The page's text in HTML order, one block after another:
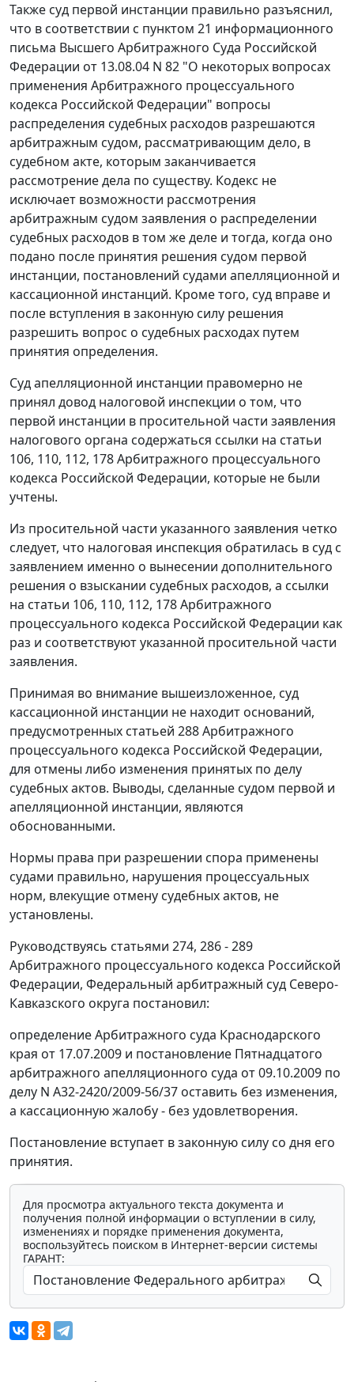
Также суд первой инстанции правильно разъяснил,
что в соответствии с пунктом 21 информационного
письма Высшего Арбитражного Суда Российской
Федерации от 13.08.04 N 82 "О некоторых вопросах
применения Арбитражного процессуального
кодекса Российской Федерации" вопросы
распределения судебных расходов разрешаются
арбитражным судом, рассматривающим дело, в
судебном акте, которым заканчивается
рассмотрение дела по существу. Кодекс не
исключает возможности рассмотрения
арбитражным судом заявления о распределении
судебных расходов в том же деле и тогда, когда оно
подано после принятия решения судом первой
инстанции, постановлений судами апелляционной и
кассационной инстанций. Кроме того, суд вправе и
после вступления в законную силу решения
разрешить вопрос о судебных расходах путем
принятия определения.
Суд апелляционной инстанции правомерно не
принял довод налоговой инспекции о том, что
первой инстанции в просительной части заявления
налогового органа содержаться ссылки на статьи
106, 110, 112, 178Арбитражного процессуального
кодекса Российской Федерации, которые не были
учтены.
Из просительной части указанного заявления четко
следует, что налоговая инспекция обратилась в суд с
заявлением именно о вынесении дополнительного
решения о взыскании судебных расходов, а ссылки
на статьи 106, 110, 112, 178Арбитражного
процессуального кодекса Российской Федерации как
раз и соответствуют указанной просительной части
заявления.
Принимая во внимание вышеизложенное, суд
кассационной инстанции не находит оснований,
предусмотренных статьей 288Арбитражного
процессуального кодекса Российской Федерации,
для отмены либо изменения принятых по делу
судебных актов. Выводы, сделанные судом первой и
апелляционной инстанции, являются
обоснованными.
Нормы права при разрешении спора применены
судами правильно, нарушения процессуальных
норм, влекущие отмену судебных актов, не
установлены.
Руководствуясь статьями 274, 286 - 289
Арбитражного процессуального кодекса Российской
Федерации, Федеральный арбитражный суд Северо-
Кавказского округа постановил:
определение Арбитражного суда Краснодарского
края от 17.07.2009 и постановление Пятнадцатого
арбитражного апелляционного суда от 09.10.2009 по
делу N А32-2420/2009-56/37 оставить без изменения,
а кассационную жалобу - без удовлетворения.
Постановление вступает в законную силу со дня его
принятия.
Для просмотра актуального текста документа и
получения полной информации о вступлении в силу,
изменениях и порядке применения документа,
воспользуйтесь поиском в Интернет-версии системы
ГАРАНТ: